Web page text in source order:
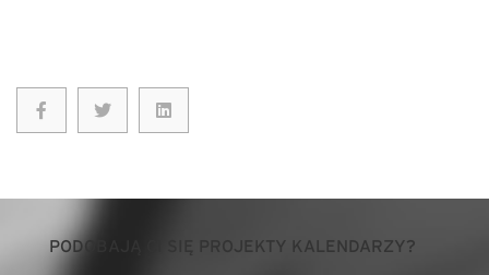
PODOBAJĄ CI SIĘ PROJEKTY KALENDARZY?